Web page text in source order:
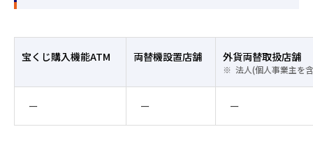
宝くじ購入機能ATM 両替機設置店舗 外貨両替取扱店舗
法人(個人事業主を
ー ー ー